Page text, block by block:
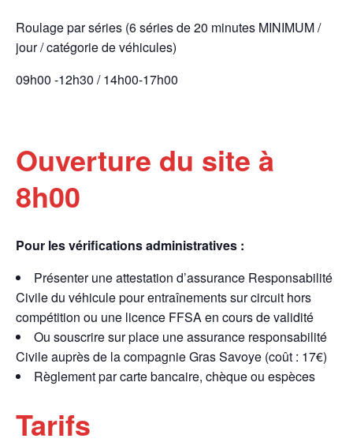
Roulage par séries (6 séries de 20 minutes MINIMUM /
jour / catégorie de véhicules)
09h00 -12h30 / 14h00-17h00
Ouverture du site à
8h00
Pour les vérifications administratives :
Présenter une attestation d’assurance Responsabilité
Civile du véhicule pour entraînements sur circuit hors
compétition ou une licence FFSA en cours de validité
Ou souscrire sur place une assurance responsabilité
Civile auprès de la compagnie Gras Savoye (coût : 17€)
Règlement par carte bancaire, chèque ou espèces
Tarifs